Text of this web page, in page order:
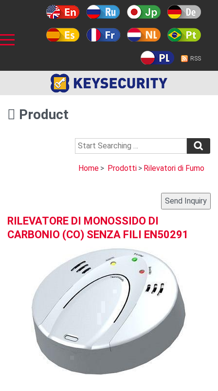
RSS
Product
Home > Prodotti > Rilevatori di Fumo
RILEVATORE DI MONOSSIDO DI
CARBONIO (CO) SENZA FILI EN50291